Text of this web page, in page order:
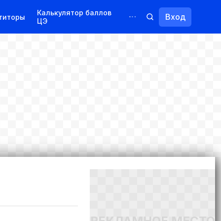
Калькулятор баллов
ЦЭ
Вход